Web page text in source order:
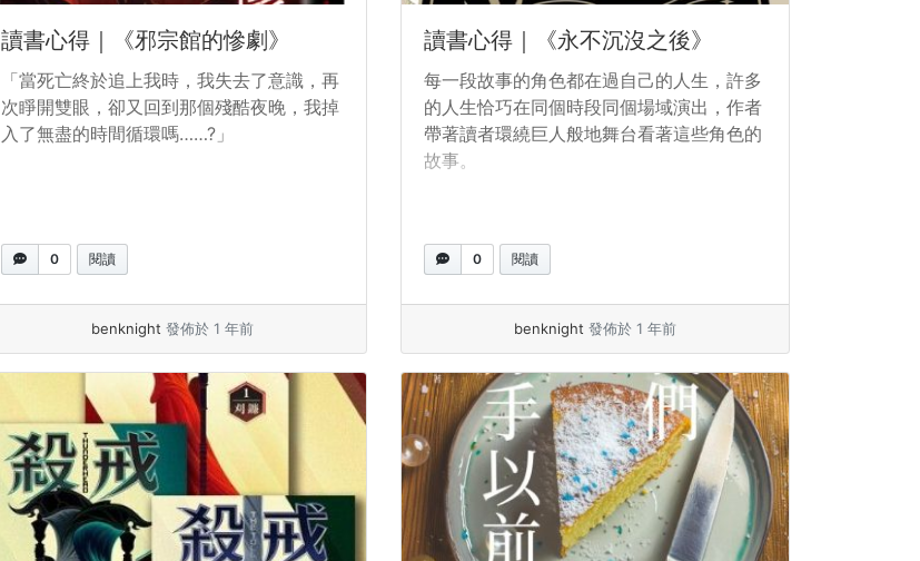
讀書心得｜《邪宗館的慘劇》
「當死亡終於追上我時，我失去了意識，再
次睜開雙眼，卻又回到那個殘酷夜晚，我掉
入了無盡的時間循環嗎……?」
0 閱讀
benknight 發佈於 1 年前
讀書心得｜《永不沉沒之後》
每一段故事的角色都在過自己的人生，許多
的人生恰巧在同個時段同個場域演出，作者
帶著讀者環繞巨人般地舞台看著這些角色的
故事。
0 閱讀
benknight 發佈於 1 年前